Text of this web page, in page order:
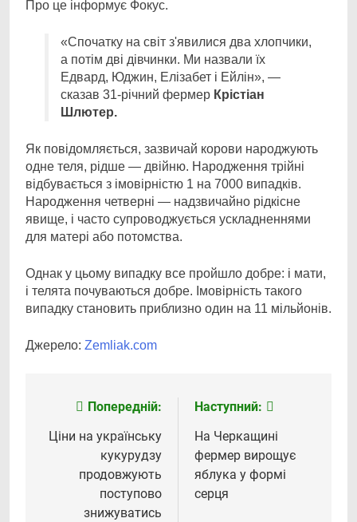
Про це інформує Фокус.
«Спочатку на світ з'явилися два хлопчики,
а потім дві дівчинки. Ми назвали їх
Едвард, Юджин, Елізабет і Ейлін», —
сказав 31-річний фермер Крістіан
Шлютер.
Як повідомляється, зазвичай корови народжують
одне теля, рідше — двійню. Народження трійні
відбувається з імовірністю 1 на 7000 випадків.
Народження четверні — надзвичайно рідкісне
явище, і часто супроводжується ускладненнями
для матері або потомства.
Однак у цьому випадку все пройшло добре: і мати,
і телята почуваються добре. Імовірність такого
випадку становить приблизно один на 11 мільйонів.
Джерело: Zemliak.com
Навігація
записів
Попередній:
Ціни на українську
кукурудзу
продовжують
поступово
знижуватись
Наступний:
На Черкащині
фермер вирощує
яблука у формі
серця